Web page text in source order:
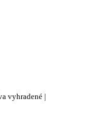
vyhradené |